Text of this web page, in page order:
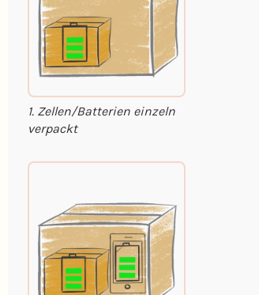
1. Zellen/Batterien einzeln
verpackt